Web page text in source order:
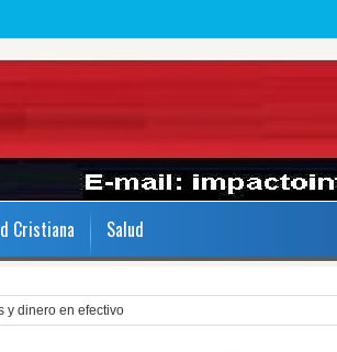
Cristiana Salud
y dinero en efectivo